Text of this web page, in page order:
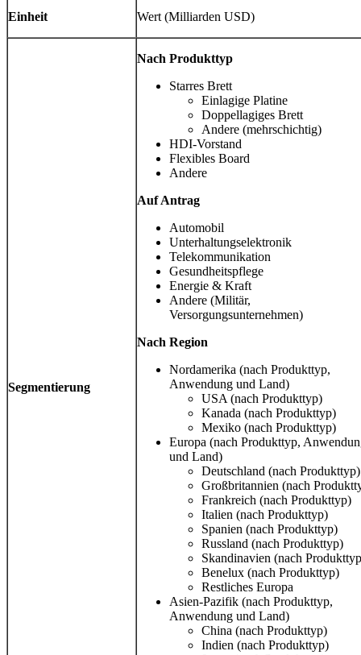
Einheit Wert (Milliarden USD)
Segmentierung
Nach Produkttyp
Starres Brett
Einlagige Platine
Doppellagiges Brett
Andere (mehrschichtig)
HDI-Vorstand
Flexibles Board
Andere
Auf Antrag
Automobil
Unterhaltungselektronik
Telekommunikation
Gesundheitspflege
Energie & Kraft
Andere (Militär,
Versorgungsunternehmen)
Nach Region
Nordamerika (nach Produkttyp,
Anwendung und Land)
USA (nach Produkttyp)
Kanada (nach Produkttyp)
Mexiko (nach Produkttyp)
Europa (nach Produkttyp,
und Land)
Deutschland (nach Produkttyp)
Großbritannien (nach
Frankreich (nach Produkttyp)
Italien (nach Produkttyp)
Spanien (nach Produkttyp)
Russland (nach Produkttyp)
Skandinavien (nach
Benelux (nach Produkttyp)
Restliches Europa
Asien-Pazifik (nach Produkttyp,
Anwendung und Land)
China (nach Produkttyp)
Indien (nach Produkttyp)